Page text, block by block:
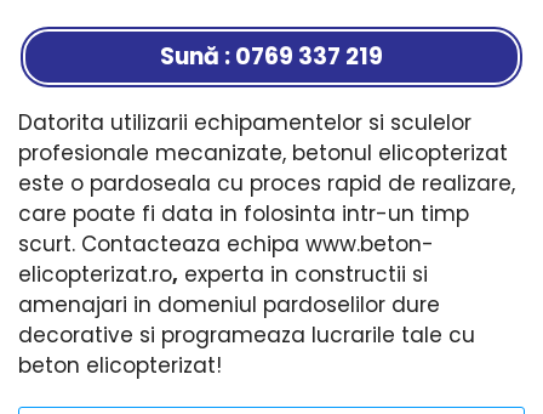
Sună : 0769 337 219
Datorita utilizarii echipamentelor si sculelor
profesionale mecanizate, betonul elicopterizat
este o pardoseala cu proces rapid de realizare,
care poate fi data in folosinta intr-un timp
scurt. Contacteaza echipa www.beton-
elicopterizat.ro, experta in constructii si
amenajari in domeniul pardoselilor dure
decorative si programeaza lucrarile tale cu
beton elicopterizat!